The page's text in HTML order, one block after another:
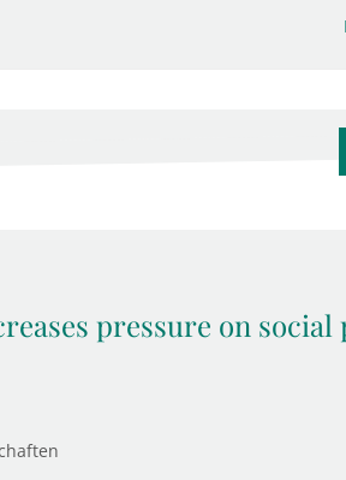
pressure on